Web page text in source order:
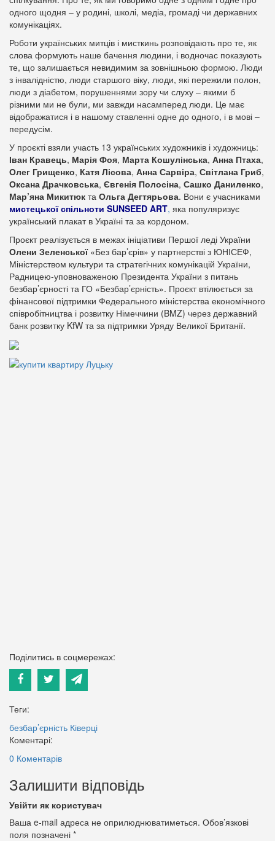
одного щодня – у родині, школі, медіа, громаді чи державних
комунікаціях.
Роботи українських митців і мисткинь розповідають про те, як
слова формують наше бачення людини, і водночас показують
те, що залишається невидимим за зовнішньою формою. Люди
з інвалідністю, люди старшого віку, люди, які пережили полон,
люди з діабетом, порушеннями зору чи слуху – якими б
різними ми не були, ми завжди насамперед люди. Це має
відображатися і в нашому ставленні одне до одного, і в мові –
передусім.
У проєкті взяли участь 13 українських художників і художниць:
Іван Кравець, Марія Фоя, Марта Кошулінська, Анна Птаха,
Олег Грищенко, Катя Лісова, Анна Сарвіра, Світлана Гриб,
Оксана Драчковська, Євгенія Полосіна, Сашко Даниленко,
Мар’яна Микитюк та Ольга Дегтярьова. Вони є учасниками
мистецької спільноти SUNSEED ART, яка популяризує
український плакат в Україні та за кордоном.
Проєкт реалізується в межах ініціативи Першої леді України
Олени Зеленської«Без бар’єрів» у партнерстві з ЮНІСЕФ,
Міністерством культури та стратегічних комунікацій України,
Радницею-уповноваженою Президента України з питань
безбар’єрності та ГО «Безбар’єрність». Проєкт втілюється за
фінансової підтримки Федерального міністерства економічного
співробітництва і розвитку Німеччини (BMZ) через державний
банк розвитку KfW та за підтримки Уряду Великої Британії.
Поділитись в соцмережах:
Теги:
безбар’єрність Ківерці
Коментарі:
0 Коментарів
Залишити відповідь
Увійти як користувач
Ваша e-mail адреса не оприлюднюватиметься. Обов’язкові
поля позначені *